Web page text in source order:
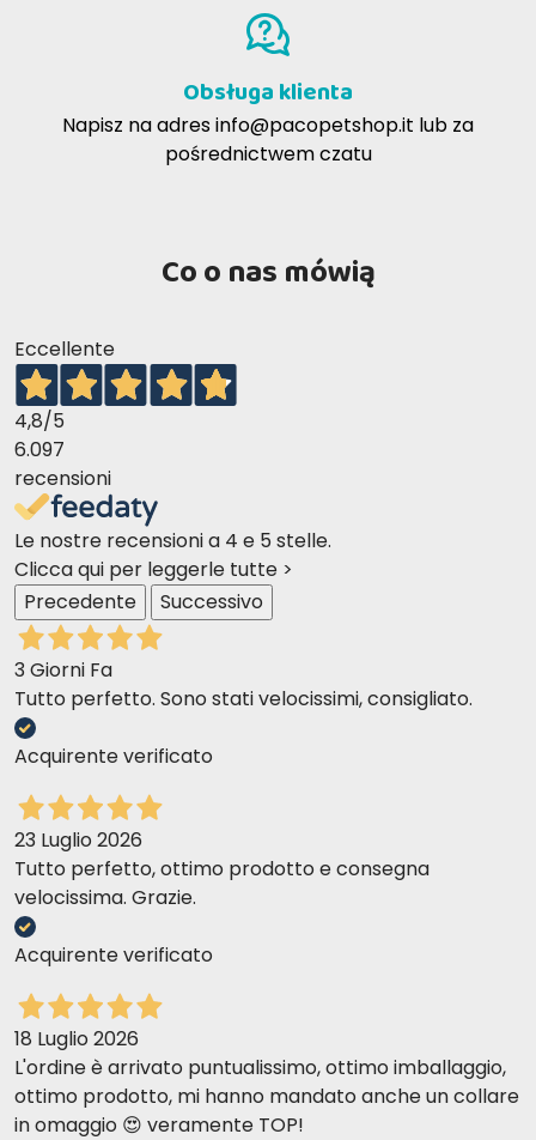
ŁOSOŚ Z BIAŁĄ RYBĄ
Obsługa klienta
Napisz na adresinfo@pacopetshop.it lub za
pośrednictwem czatu
Co o nas mówią
Eccellente
4,8/5
6.097
recensioni
Le nostre recensioni a 4 e 5 stelle.
Clicca qui per leggerle tutte >
Precedente
Successivo
3 Giorni Fa
Tutto perfetto. Sono stati velocissimi, consigliato.
Acquirente verificato
23 Luglio 2026
Tutto perfetto, ottimo prodotto e consegna
velocissima. Grazie.
Acquirente verificato
18 Luglio 2026
L'ordine è arrivato puntualissimo, ottimo imballaggio,
ottimo prodotto, mi hanno mandato anche un collare
in omaggio 😍 veramente TOP!